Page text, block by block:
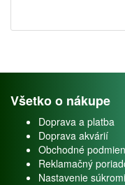
Všetko o nákupe
Doprava a platba
Doprava akvárií
Obchodné
Reklamačný
Nastavenie